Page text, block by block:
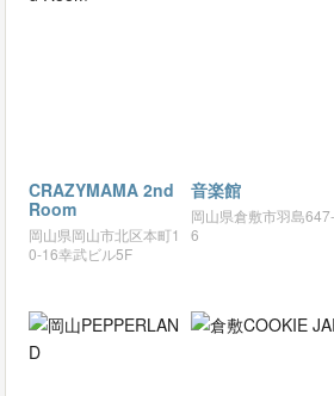
CRAZYMAMA 2nd
Room
岡山県岡山市北区本町1
0-16幸武ビル5F
音楽館
岡山県倉敷市羽島
6